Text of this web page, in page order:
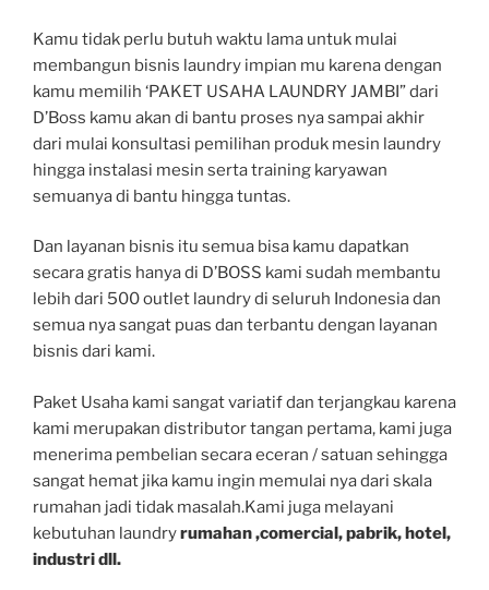
Kamu tidak perlu butuh waktu lama untuk mulai
membangun bisnis laundry impian mu karena dengan
kamu memilih ‘PAKET USAHA LAUNDRY JAMBI” dari
D’Boss kamu akan di bantu proses nya sampai akhir
dari mulai konsultasi pemilihan produk mesin laundry
hingga instalasi mesin serta training karyawan
semuanya di bantu hingga tuntas.
Dan layanan bisnis itu semua bisa kamu dapatkan
secara gratis hanya di D’BOSS kami sudah membantu
lebih dari 500 outlet laundry di seluruh Indonesia dan
semua nya sangat puas dan terbantu dengan layanan
bisnis dari kami.
Paket Usaha kami sangat variatif dan terjangkau karena
kami merupakan distributor tangan pertama, kami juga
menerima pembelian secara eceran / satuan sehingga
sangat hemat jika kamu ingin memulai nya dari skala
rumahan jadi tidak masalah.Kami juga melayani
kebutuhan laundryrumahan ,comercial, pabrik, hotel,
industri dll.